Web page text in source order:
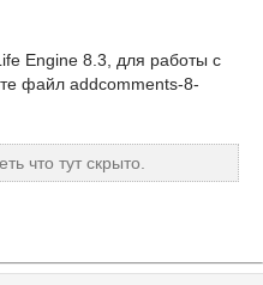
Engine 8.3, для работы с
файл addcomments-8-
что тут скрыто.